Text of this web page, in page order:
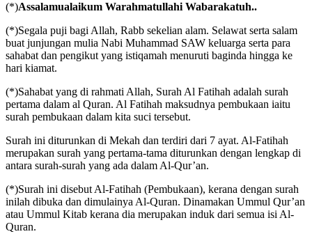
(*)Assalamualaikum Warahmatullahi Wabarakatuh..
(*)Segala puji bagi Allah, Rabb sekelian alam. Selawat serta salam
buat junjungan mulia Nabi Muhammad SAW keluarga serta para
sahabat dan pengikut yang istiqamah menuruti baginda hingga ke
hari kiamat.
(*)Sahabat yang di rahmati Allah, Surah Al Fatihah adalah surah
pertama dalam al Quran. Al Fatihah maksudnya pembukaan iaitu
surah pembukaan dalam kita suci tersebut.
Surah ini diturunkan di Mekah dan terdiri dari 7 ayat. Al-Fatihah
merupakan surah yang pertama-tama diturunkan dengan lengkap di
antara surah-surah yang ada dalam Al-Qur’an.
(*)Surah ini disebut Al-Fatihah (Pembukaan), kerana dengan surah
inilah dibuka dan dimulainya Al-Quran. Dinamakan Ummul Qur’an
atau Ummul Kitab kerana dia merupakan induk dari semua isi Al-
Quran.